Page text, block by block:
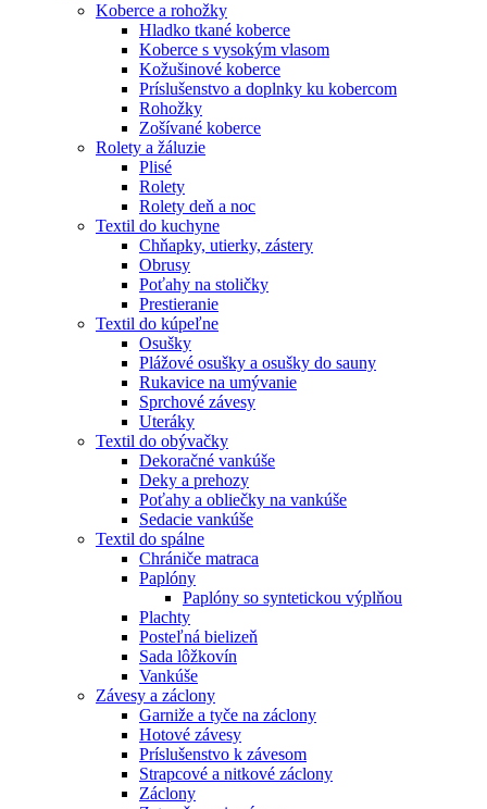
Koberce a rohožky
Hladko tkané koberce
Koberce s vysokým vlasom
Kožušinové koberce
Príslušenstvo a doplnky ku kobercom
Rohožky
Zošívané koberce
Rolety a žáluzie
Plisé
Rolety
Rolety deň a noc
Textil do kuchyne
Chňapky, utierky, zástery
Obrusy
Poťahy na stoličky
Prestieranie
Textil do kúpeľne
Osušky
Plážové osušky a osušky do sauny
Rukavice na umývanie
Sprchové závesy
Uteráky
Textil do obývačky
Dekoračné vankúše
Deky a prehozy
Poťahy a obliečky na vankúše
Sedacie vankúše
Textil do spálne
Chrániče matraca
Paplóny
Paplóny so syntetickou výplňou
Plachty
Posteľná bielizeň
Sada lôžkovín
Vankúše
Závesy a záclony
Garniže a tyče na záclony
Hotové závesy
Príslušenstvo k závesom
Strapcové a nitkové záclony
Záclony